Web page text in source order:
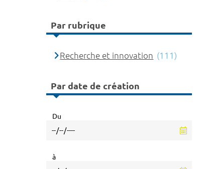
Par rubrique
Recherche et innovation (111)
Par date de création
Du
à